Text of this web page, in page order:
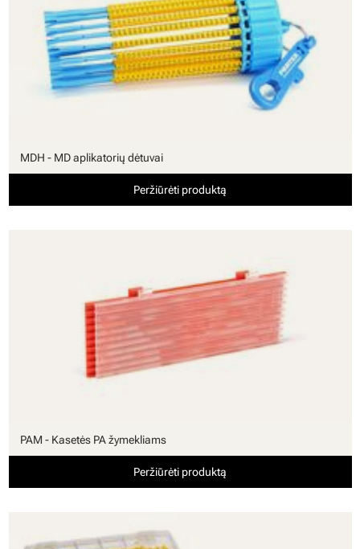
MDH - MD aplikatorių dėtuvai
Peržiūrėti produktą
PAM - Kasetės PA žymekliams
Peržiūrėti produktą